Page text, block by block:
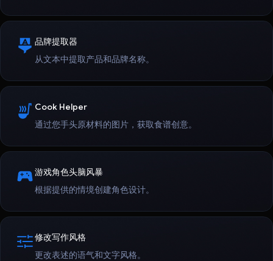
品牌提取器
从文本中提取产品和品牌名称。
Cook Helper
通过您手头原材料的图片，获取食谱创意。
游戏角色头脑风暴
根据提供的情境创建角色设计。
修改写作风格
更改表述的语气和文字风格。